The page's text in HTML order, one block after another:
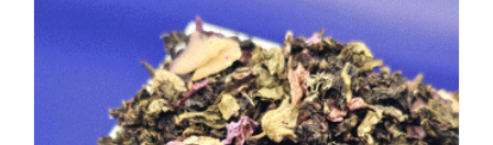
plusieurs
variations.
Les
options
peuvent